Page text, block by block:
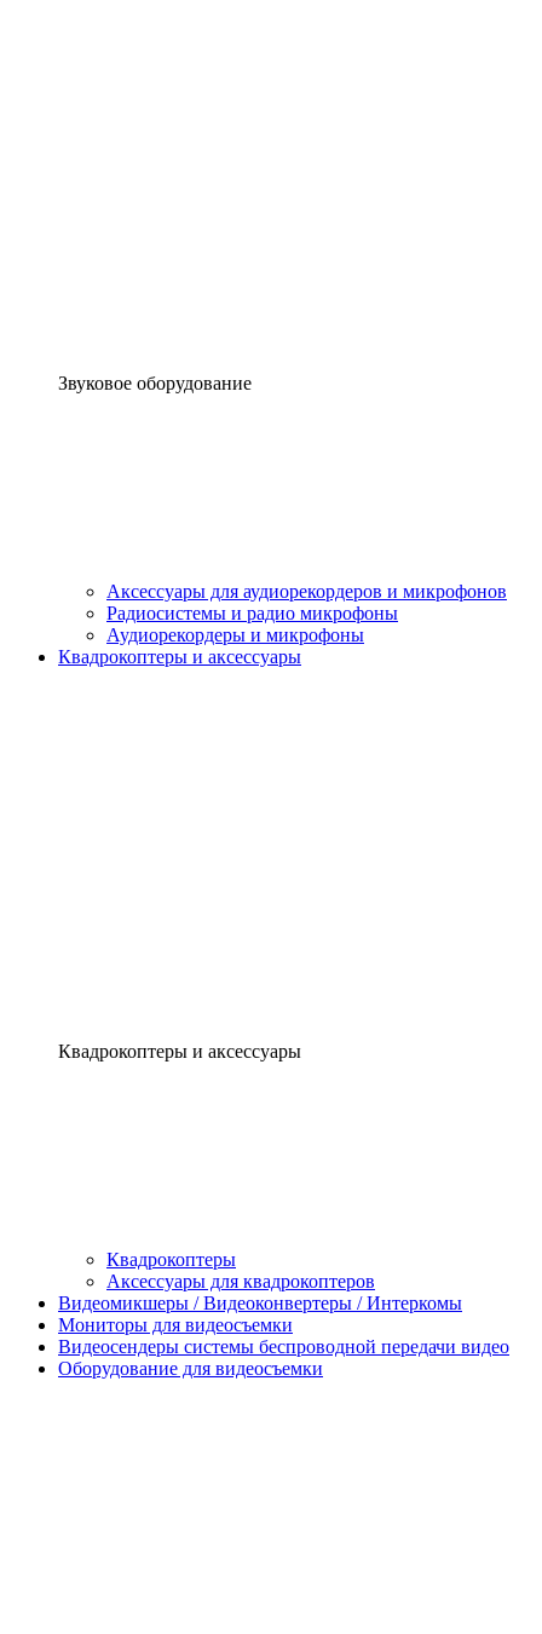
Звуковое оборудование
Аксессуары для аудиорекордеров и микрофонов
Радиосистемы и радио микрофоны
Аудиорекордеры и микрофоны
Квадрокоптеры и аксессуары
Квадрокоптеры и аксессуары
Квадрокоптеры
Аксессуары для квадрокоптеров
Видеомикшеры / Видеоконвертеры / Интеркомы
Мониторы для видеосъемки
Видеосендеры системы беспроводной передачи видео
Оборудование для видеосъемки